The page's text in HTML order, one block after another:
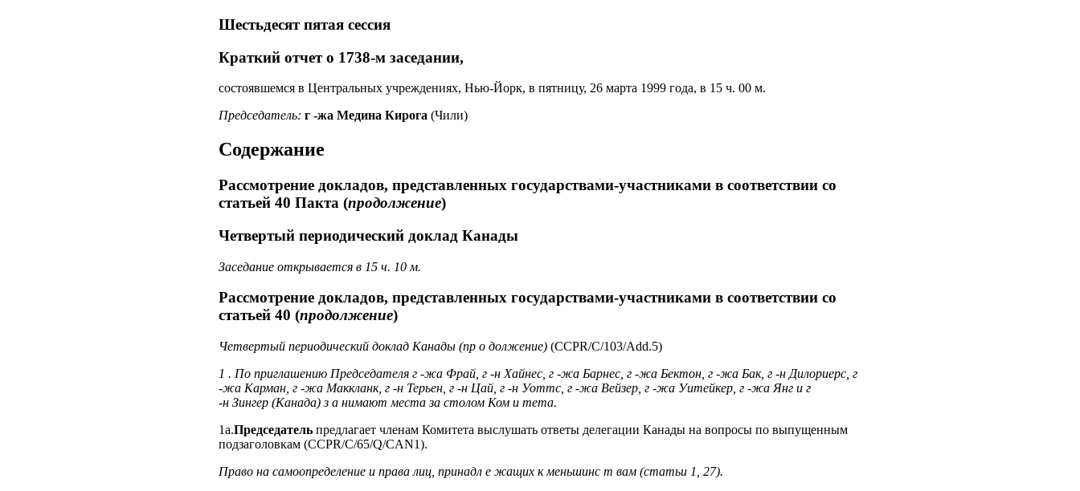
Шестьдесят пятая сессия
Краткий отчет о 1738-м заседании,
состоявшемся в Центральных учреждениях, Нью-Йорк, в пятницу, 26 марта 1999 года, в 15 ч. 00 м.
Председатель: г ‑жа Медина Кирога (Чили)
Содержание
Рассмотрение докладов, представленных государствами-участниками в соответствии со
статьей 40 Пакта (продолжение)
Четвертый периодический доклад Канады
Заседание открывается в 15 ч. 10 м.
Рассмотрение докладов, представленных государствами-участниками в соответствии со
статьей 40 (продолжение)
Четвертый периодический доклад Канады (пр о должение) (CCPR/C/103/Add.5)
1 . По приглашению Председателя г ‑жа Фрай, г ‑н Хайнес, г ‑жа Барнес, г ‑жа Бектон, г ‑жа Бак, г ‑н Дилориерс, г
‑жа Карман, г ‑жа Маккланк, г ‑н Терьен, г ‑н Цай, г ‑н Уотmс, г ‑жа Вейзер, г ‑жа Уитейкер, г ‑жа Янг и г
‑н Зингер (Канада) з а нимают места за столом Ком и тета.
1a.Председатель предлагает членам Комитета выслушать ответы делегации Канады на вопросы по выпущенным
подзаголовкам (CCPR/C/65/Q/CAN1).
Право на самоопределение и права лиц, принадл е жащих к меньшинс т вам (статьи 1, 27).